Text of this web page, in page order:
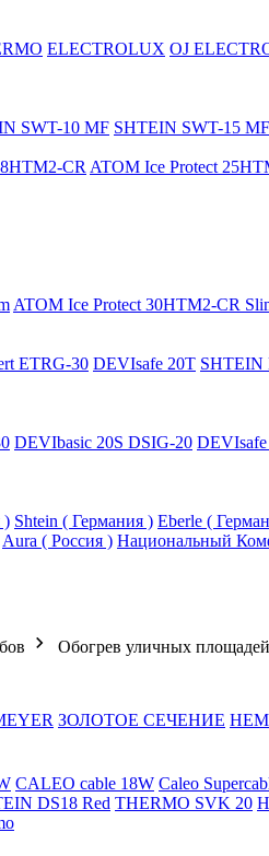
ELECTROLUX OJ
SWT-10 MF SHTEIN SWT-15 MF
CR ATOM Ice Protect
ATOM Ice Protect 30HTM2-CR
ETRG-30 DEVIsafe 20T SHTEIN
DEVIbasic 20S DSIG-20
) Shtein ( Германия ) Eberle (
Aura ( Россия ) Национальный
Обогрев уличных площадей
ЗОЛОТОЕ СЕЧЕНИЕ
CALEO cable 18W Caleo
DS18 Red THERMO SVK 20